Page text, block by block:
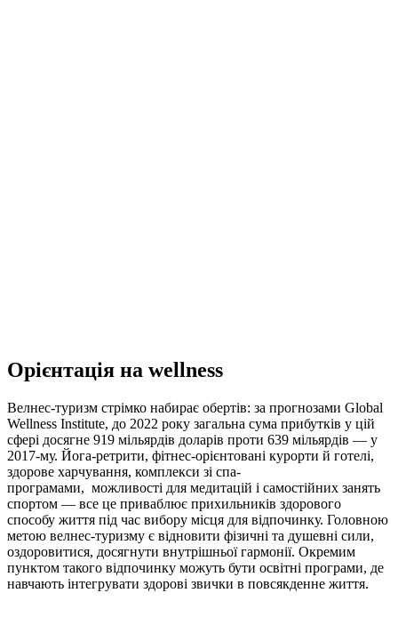
Орієнтація на wellness
Велнес-туризм стрімко набирає обертів: за прогнозами Global
Wellness Institute, до 2022 року загальна сума прибутків у цій
сфері досягне 919 мільярдів доларів проти 639 мільярдів — у
2017-му. Йога-ретрити, фітнес-орієнтовані курорти й готелі,
здорове харчування, комплекси зі спа-
програмами, можливості для медитацій і самостійних занять
спортом — все це приваблює прихильників здорового
способу життя під час вибору місця для відпочинку. Головною
метою велнес-туризму є відновити фізичні та душевні сили,
оздоровитися, досягнути внутрішньої гармонії. Окремим
пунктом такого відпочинку можуть бути освітні програми, де
навчають інтегрувати здорові звички в повсякденне життя.